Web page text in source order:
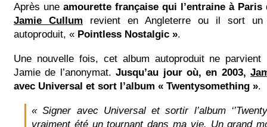
Après une amourette française qui l’entraine à Paris
Jamie Cullum revient en Angleterre ou il sort un
autoproduit, « Pointless Nostalgic ».
Une nouvelle fois, cet album autoproduit ne
Jamie de l’anonymat.Jusqu’au jour où, en 2003,
avec Universal et sort l’album « Twentysomething ».
« Signer avec Universal et sortir l’album
vraiment été un tournant dans ma vie. Un grand